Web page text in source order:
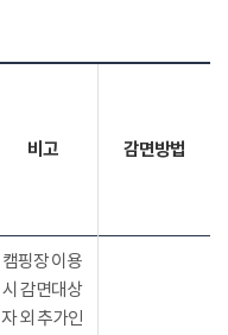
비고 감면방법
캠핑장 이용
시 감면대상
자 외 추가인